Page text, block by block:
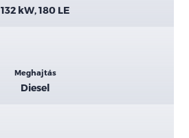
132 kW, 180 LE
Meghajtás
Diesel